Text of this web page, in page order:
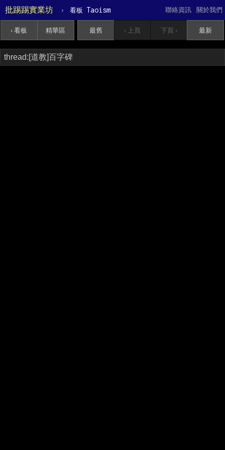
批踢踢實業坊 › 看板 Taoism 關於我們
聯絡資訊
‹ 看板 精華區 最舊 ‹ 上頁 下頁 › 最新